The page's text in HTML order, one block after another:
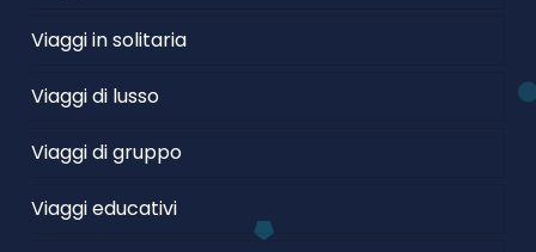
Viaggi in solitaria
Viaggi di lusso
Viaggi di gruppo
Viaggi educativi